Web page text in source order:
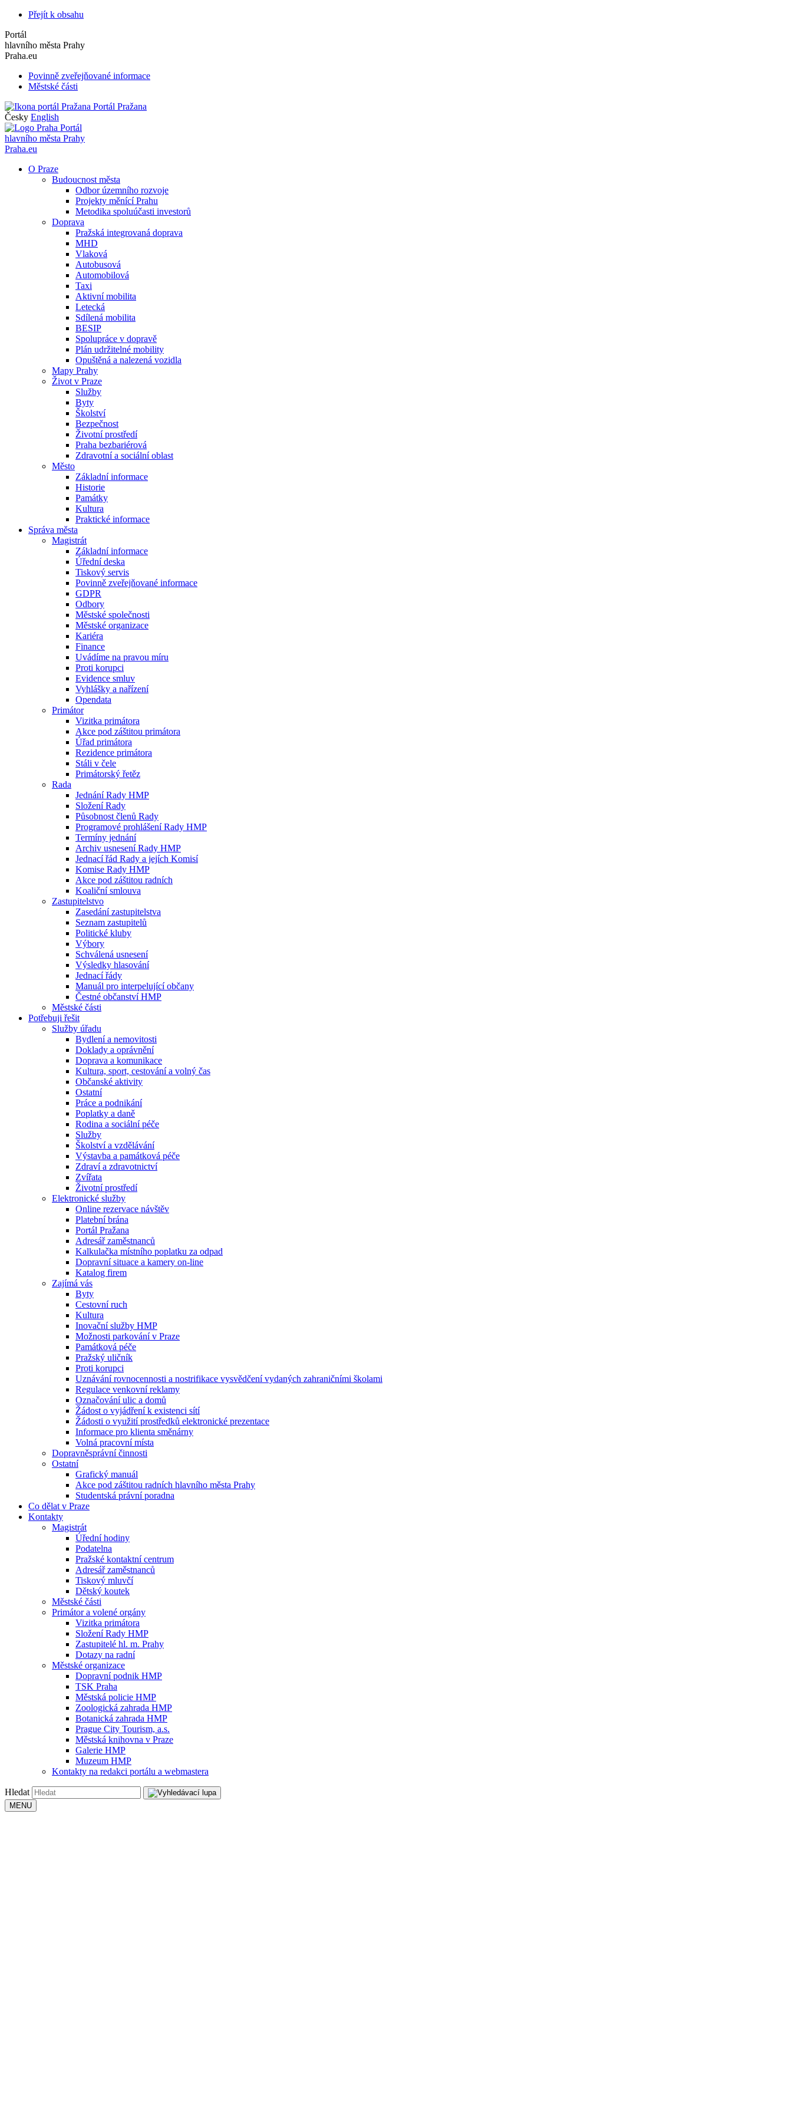
Přejít k obsahu
Portál
hlavního města Prahy
Praha.eu
Povinně zveřejňované informace
Městské části
Portál Pražana
Česky English
Portál
hlavního města Prahy
Praha.eu
O Praze
Budoucnost města
Odbor územního rozvoje
Projekty měnící Prahu
Metodika spoluúčasti investorů
Doprava
Pražská integrovaná doprava
MHD
Vlaková
Autobusová
Automobilová
Taxi
Aktivní mobilita
Letecká
Sdílená mobilita
BESIP
Spolupráce v dopravě
Plán udržitelné mobility
Opuštěná a nalezená vozidla
Mapy Prahy
Život v Praze
Služby
Byty
Školství
Bezpečnost
Životní prostředí
Praha bezbariérová
Zdravotní a sociální oblast
Město
Základní informace
Historie
Památky
Kultura
Praktické informace
Správa města
Magistrát
Základní informace
Úřední deska
Tiskový servis
Povinně zveřejňované informace
GDPR
Odbory
Městské společnosti
Městské organizace
Kariéra
Finance
Uvádíme na pravou míru
Proti korupci
Evidence smluv
Vyhlášky a nařízení
Opendata
Primátor
Vizitka primátora
Akce pod záštitou primátora
Úřad primátora
Rezidence primátora
Stáli v čele
Primátorský řetěz
Rada
Jednání Rady HMP
Složení Rady
Působnost členů Rady
Programové prohlášení Rady HMP
Termíny jednání
Archiv usnesení Rady HMP
Jednací řád Rady a jejích Komisí
Komise Rady HMP
Akce pod záštitou radních
Koaliční smlouva
Zastupitelstvo
Zasedání zastupitelstva
Seznam zastupitelů
Politické kluby
Výbory
Schválená usnesení
Výsledky hlasování
Jednací řády
Manuál pro interpelující občany
Čestné občanství HMP
Městské části
Potřebuji řešit
Služby úřadu
Bydlení a nemovitosti
Doklady a oprávnění
Doprava a komunikace
Kultura, sport, cestování a volný čas
Občanské aktivity
Ostatní
Práce a podnikání
Poplatky a daně
Rodina a sociální péče
Služby
Školství a vzdělávání
Výstavba a památková péče
Zdraví a zdravotnictví
Zvířata
Životní prostředí
Elektronické služby
Online rezervace návštěv
Platební brána
Portál Pražana
Adresář zaměstnanců
Kalkulačka místního poplatku za odpad
Dopravní situace a kamery on-line
Katalog firem
Zajímá vás
Byty
Cestovní ruch
Kultura
Inovační služby HMP
Možnosti parkování v Praze
Památková péče
Pražský uličník
Proti korupci
Uznávání rovnocennosti a nostrifikace vysvědčení vydaných zahraničními školami
Regulace venkovní reklamy
Označování ulic a domů
Žádost o vyjádření k existenci sítí
Žádosti o využití prostředků elektronické prezentace
Informace pro klienta směnárny
Volná pracovní místa
Dopravněsprávní činnosti
Ostatní
Grafický manuál
Akce pod záštitou radních hlavního města Prahy
Studentská právní poradna
Co dělat v Praze
Kontakty
Magistrát
Úřední hodiny
Podatelna
Pražské kontaktní centrum
Adresář zaměstnanců
Tiskový mluvčí
Dětský koutek
Městské části
Primátor a volené orgány
Vizitka primátora
Složení Rady HMP
Zastupitelé hl. m. Prahy
Dotazy na radní
Městské organizace
Dopravní podnik HMP
TSK Praha
Městská policie HMP
Zoologická zahrada HMP
Botanická zahrada HMP
Prague City Tourism, a.s.
Městská knihovna v Praze
Galerie HMP
Muzeum HMP
Kontakty na redakci portálu a webmastera
Hledat
MENU